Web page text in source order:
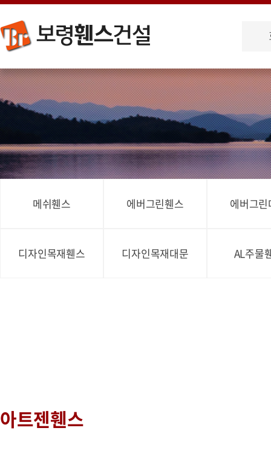
메쉬휀스 에버그린휀스 에버그
디자인목재휀스 디자인목재대문 AL주물
아트젠휀스